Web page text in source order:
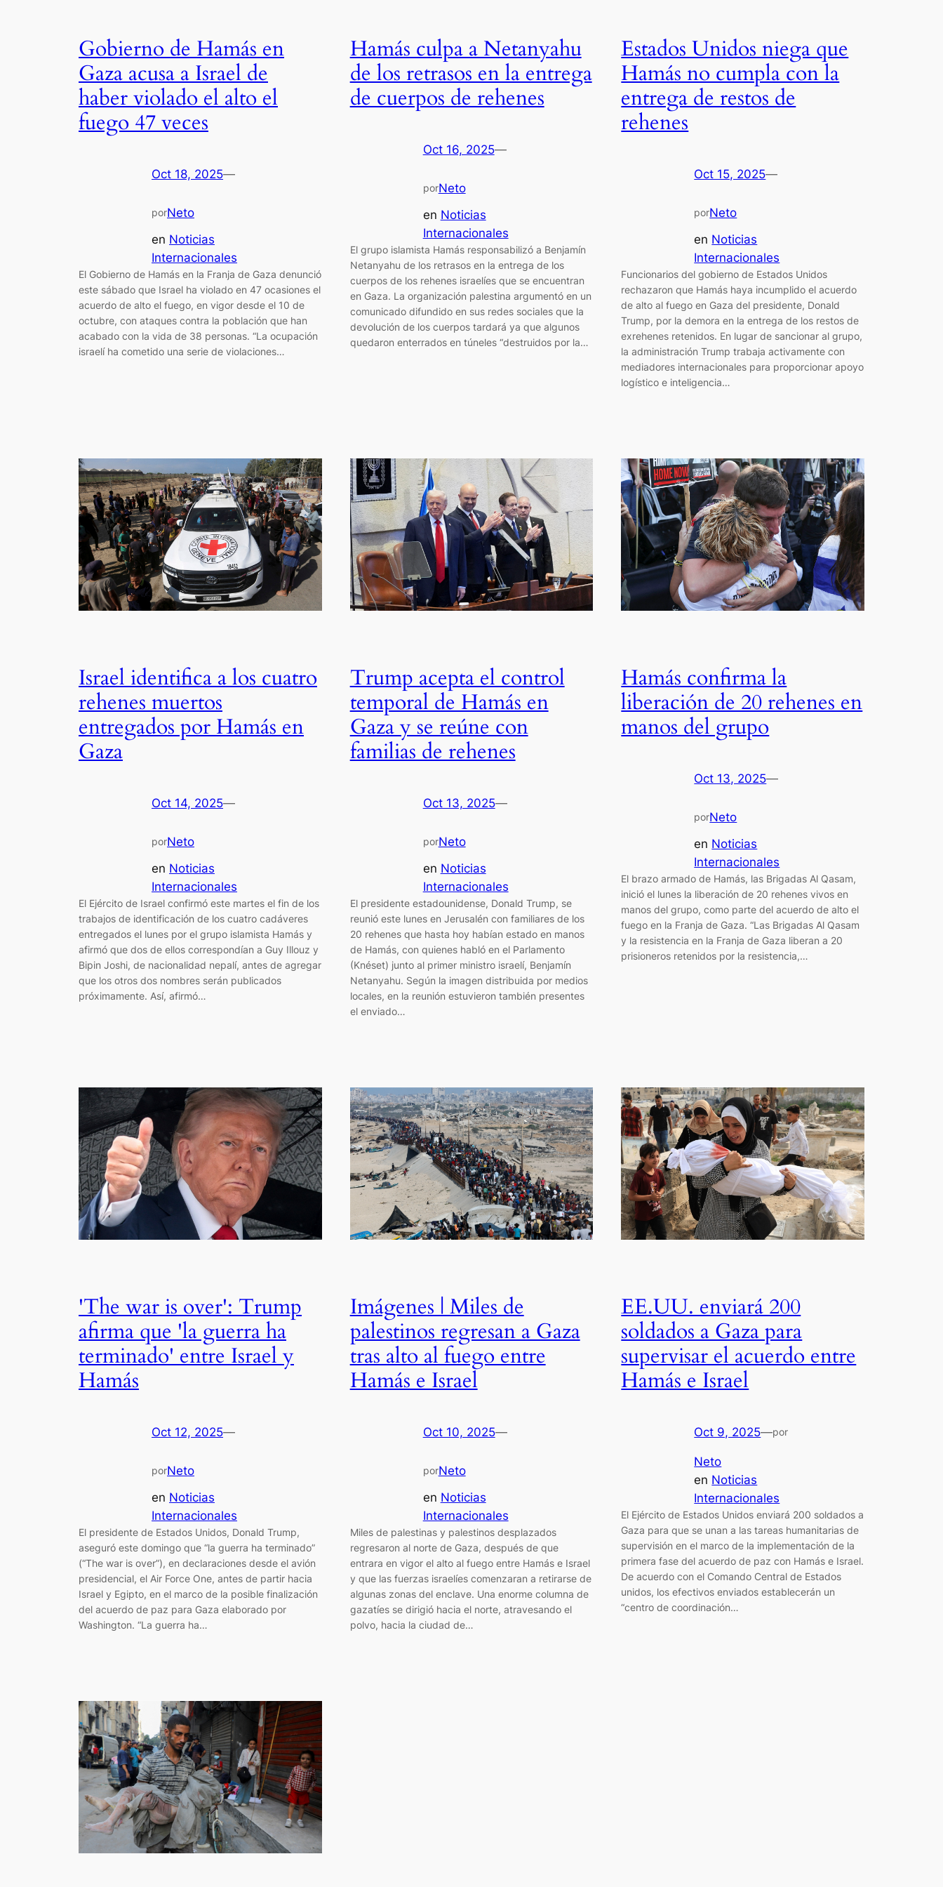
Gobierno de Hamás en
Gaza acusa a Israel de
haber violado el alto el
fuego 47 veces
Oct 18, 2025—
porNeto
en Noticias
Internacionales
El Gobierno de Hamás en la Franja de Gaza denunció
este sábado que Israel ha violado en 47 ocasiones el
acuerdo de alto el fuego, en vigor desde el 10 de
octubre, con ataques contra la población que han
acabado con la vida de 38 personas. “La ocupación
israelí ha cometido una serie de violaciones…
Hamás culpa a Netanyahu
de los retrasos en la entrega
de cuerpos de rehenes
Oct 16, 2025—
porNeto
en Noticias
Internacionales
El grupo islamista Hamás responsabilizó a Benjamín
Netanyahu de los retrasos en la entrega de los
cuerpos de los rehenes israelíes que se encuentran
en Gaza. La organización palestina argumentó en un
comunicado difundido en sus redes sociales que la
devolución de los cuerpos tardará ya que algunos
quedaron enterrados en túneles “destruidos por la…
Estados Unidos niega que
Hamás no cumpla con la
entrega de restos de
rehenes
Oct 15, 2025—
porNeto
en Noticias
Internacionales
Funcionarios del gobierno de Estados Unidos
rechazaron que Hamás haya incumplido el acuerdo
de alto al fuego en Gaza del presidente, Donald
Trump, por la demora en la entrega de los restos de
exrehenes retenidos. En lugar de sancionar al grupo,
la administración Trump trabaja activamente con
mediadores internacionales para proporcionar apoyo
logístico e inteligencia…
Israel identifica a los cuatro
rehenes muertos
entregados por Hamás en
Gaza
Oct 14, 2025—
porNeto
en Noticias
Internacionales
El Ejército de Israel confirmó este martes el fin de los
trabajos de identificación de los cuatro cadáveres
entregados el lunes por el grupo islamista Hamás y
afirmó que dos de ellos correspondían a Guy Illouz y
Bipin Joshi, de nacionalidad nepalí, antes de agregar
que los otros dos nombres serán publicados
próximamente. Así, afirmó…
Trump acepta el control
temporal de Hamás en
Gaza y se reúne con
familias de rehenes
Oct 13, 2025—
porNeto
en Noticias
Internacionales
El presidente estadounidense, Donald Trump, se
reunió este lunes en Jerusalén con familiares de los
20 rehenes que hasta hoy habían estado en manos
de Hamás, con quienes habló en el Parlamento
(Knéset) junto al primer ministro israelí, Benjamín
Netanyahu. Según la imagen distribuida por medios
locales, en la reunión estuvieron también presentes
el enviado…
Hamás confirma la
liberación de 20 rehenes en
manos del grupo
Oct 13, 2025—
porNeto
en Noticias
Internacionales
El brazo armado de Hamás, las Brigadas Al Qasam,
inició el lunes la liberación de 20 rehenes vivos en
manos del grupo, como parte del acuerdo de alto el
fuego en la Franja de Gaza. “Las Brigadas Al Qasam
y la resistencia en la Franja de Gaza liberan a 20
prisioneros retenidos por la resistencia,…
'The war is over': Trump
afirma que 'la guerra ha
terminado' entre Israel y
Hamás
Oct 12, 2025—
porNeto
en Noticias
Internacionales
El presidente de Estados Unidos, Donald Trump,
aseguró este domingo que “la guerra ha terminado”
(“The war is over”), en declaraciones desde el avión
presidencial, el Air Force One, antes de partir hacia
Israel y Egipto, en el marco de la posible finalización
del acuerdo de paz para Gaza elaborado por
Washington. “La guerra ha…
Imágenes | Miles de
palestinos regresan a Gaza
tras alto al fuego entre
Hamás e Israel
Oct 10, 2025—
porNeto
en Noticias
Internacionales
Miles de palestinas y palestinos desplazados
regresaron al norte de Gaza, después de que
entrara en vigor el alto al fuego entre Hamás e Israel
y que las fuerzas israelíes comenzaran a retirarse de
algunas zonas del enclave. Una enorme columna de
gazatíes se dirigió hacia el norte, atravesando el
polvo, hacia la ciudad de…
EE.UU. enviará 200
soldados a Gaza para
supervisar el acuerdo entre
Hamás e Israel
Oct 9, 2025—por
Neto
en Noticias
Internacionales
El Ejército de Estados Unidos enviará 200 soldados a
Gaza para que se unan a las tareas humanitarias de
supervisión en el marco de la implementación de la
primera fase del acuerdo de paz con Hamás e Israel.
De acuerdo con el Comando Central de Estados
unidos, los efectivos enviados establecerán un
“centro de coordinación…